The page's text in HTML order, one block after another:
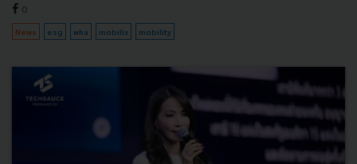
0
News esg wha mobilix mobility